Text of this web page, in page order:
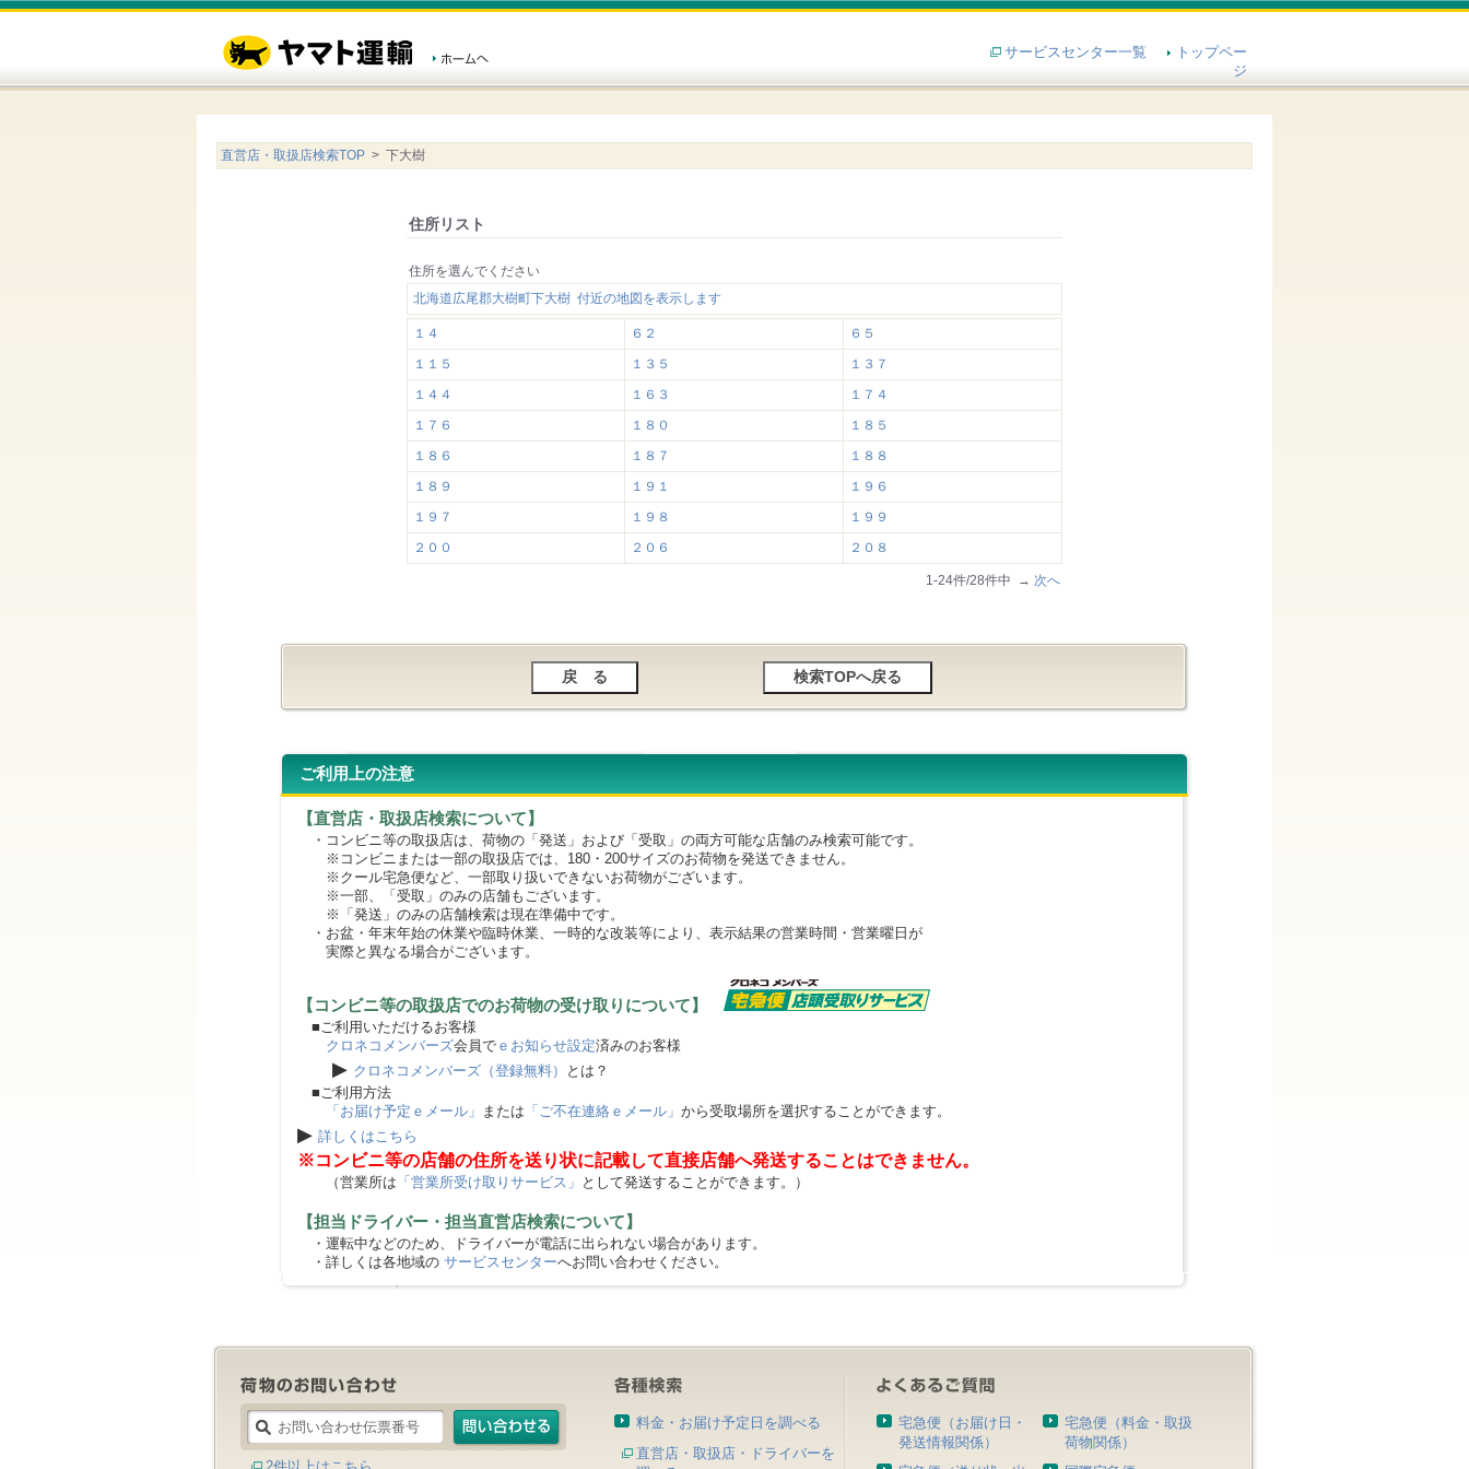
サービスセンター一覧
トップペー
ジ
直営店・取扱店検索TOP > 下大樹
住所リスト
住所を選んでください
北海道広尾郡大樹町下大樹 付近の地図を表示します
１４ ６２
６５
１１５
１３５
１３７
１４４
１６３
１７４
１７６
１８０
１８５
１８６
１８７
１８８
１８９
１９１
１９６
１９７
１９８
１９９
２００
２０６ ２０８
1-24件/28件中 → 次へ
ご利用上の注意
【直営店・取扱店検索について】
・コンビニ等の取扱店は、荷物の「発送」および「受取」の両方可能な店舗のみ検索可能です。
※コンビニまたは一部の取扱店では、180・200サイズのお荷物を発送できません。
※クール宅急便など、一部取り扱いできないお荷物がございます。
※一部、「受取」のみの店舗もございます。
※「発送」のみの店舗検索は現在準備中です。
・お盆・年末年始の休業や臨時休業、一時的な改装等により、表示結果の営業時間・営業曜日が
実際と異なる場合がございます。
【コンビニ等の取扱店でのお荷物の受け取りについて】
■ご利用いただけるお客様
クロネコメンバーズ会員で ｅお知らせ設定済みのお客様
▶ クロネコメンバーズ（登録無料）
とは？
■ご利用方法
「お届け予定ｅメール」 または 「ご不在連絡ｅメール」 から受取場所を選択することができます。
▶ 詳しくはこちら
※コンビニ等の店舗の住所を送り状に記載して直接店舗へ発送することはできません。
（営業所は 「営業所受け取りサービス」 として発送することができます。）
【担当ドライバー・担当直営店検索について】
・運転中などのため、ドライバーが電話に出られない場合があります。
・詳しくは各地域の サービスセンターへお問い合わせください。
料金・お届け予定日を調べる
直営店・取扱店・ドライバーを
宅急便（お届け日・
発送情報関係）
宅急便（料金・取扱
荷物関係）